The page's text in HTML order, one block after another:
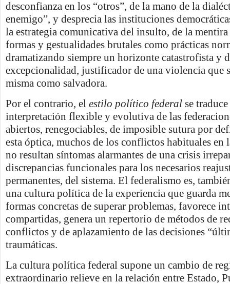
desconfianza en los “otros”, de la mano de la
enemigo”, y desprecia las instituciones
la estrategia comunicativa del insulto, de la mentira
formas y gestualidades brutales como prácticas
dramatizando siempre un horizonte catastrofista y
excepcionalidad, justificador de una violencia que
misma como salvadora.
Por el contrario, el estilo político federal se
interpretación flexible y evolutiva de las
abiertos, renegociables, de imposible sutura por
esta óptica, muchos de los conflictos habituales en
no resultan síntomas alarmantes de una crisis
discrepancias funcionales para los necesarios
permanentes, del sistema. El federalismo es,
una cultura política de la experiencia que guarda
formas concretas de superar problemas, favorece
compartidas, genera un repertorio de métodos de
conflictos y de aplazamiento de las decisiones
traumáticas.
La cultura política federal supone un cambio de
extraordinario relieve en la relación entre Estado,